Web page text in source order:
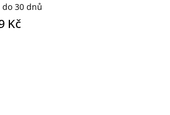
30 dnů
Kč